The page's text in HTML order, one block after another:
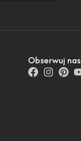
Obserwuj nas